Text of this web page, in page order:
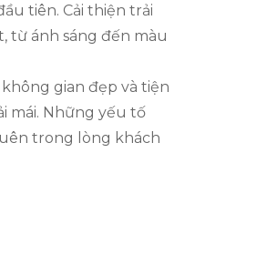
tiên. Cải thiện trải
từ ánh sáng đến màu
gian đẹp và tiện
mái. Những yếu tố
trong lòng khách